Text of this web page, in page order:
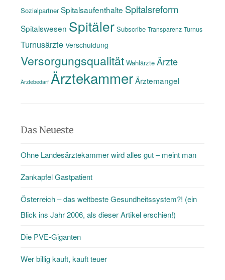
Sozialpartner Spitalsaufenthalte Spitalsreform
Spitalswesen Spitäler Subscribe Transparenz Turnus
Turnusärzte Verschuldung
Versorgungsqualität Wahlärzte Ärzte
Ärztebedarf ÄrztekammerÄrztemangel
Das Neueste
Ohne Landesärztekammer wird alles gut – meint man
Zankapfel Gastpatient
Österreich – das weltbeste Gesundheitssystem?! (ein
Blick ins Jahr 2006, als dieser Artikel erschien!)
Die PVE-Giganten
Wer billig kauft, kauft teuer